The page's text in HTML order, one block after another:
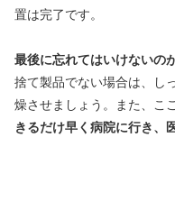
置は完了です。
最後に忘れてはいけないの
捨て製品でない場合は、し
燥させましょう。また、こ
きるだけ早く病院に行き、